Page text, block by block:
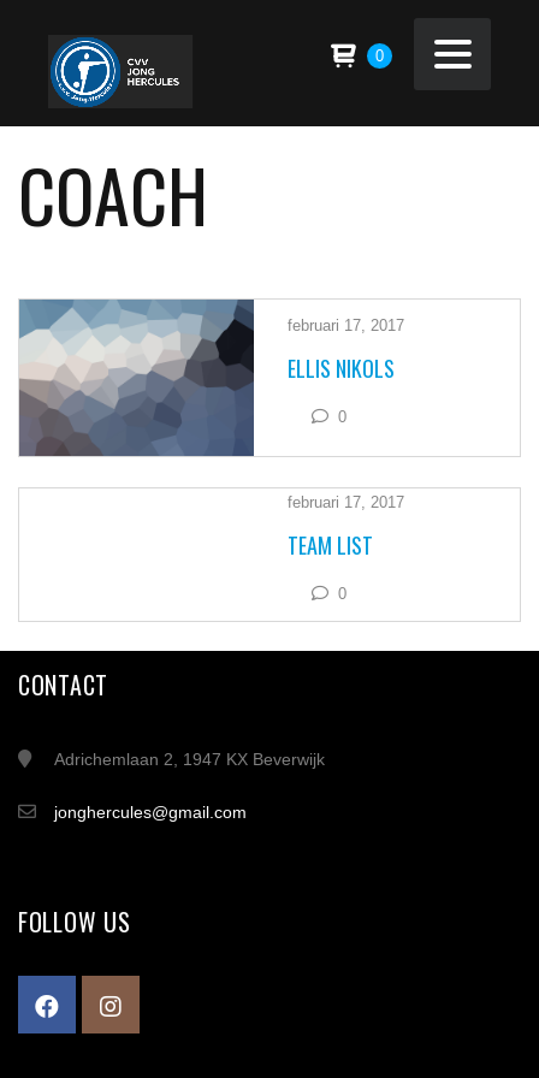
0
COACH
februari 17, 2017
ELLIS NIKOLS
0
februari 17, 2017
TEAM LIST
0
CONTACT
Adrichemlaan 2, 1947 KX Beverwijk
jonghercules@gmail.com
FOLLOW US